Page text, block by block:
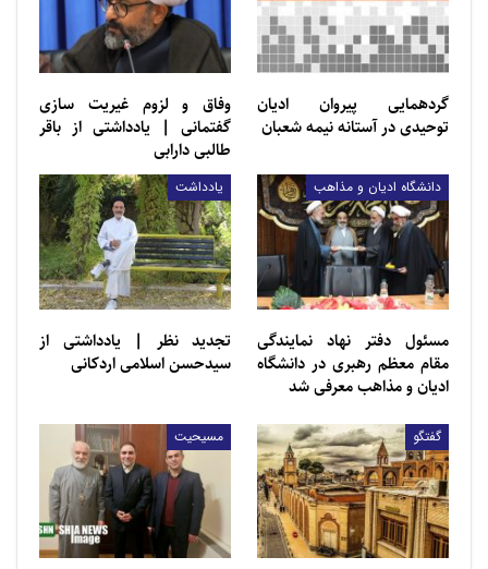
گردهمایی پیروان ادیان
توحیدی در آستانه نیمه شعبان
وفاق و لزوم غیریت سازی
گفتمانی | یادداشتی از باقر
طالبی دارابی
دانشگاه ادیان و مذاهب
مسئول دفتر نهاد نمایندگی
مقام معظم رهبری در دانشگاه
ادیان و مذاهب معرفی شد
یادداشت
تجديد ‌‌نظر | یادداشتی از
سيدحسن اسلامی اردكانی
گفتگو مسیحیت